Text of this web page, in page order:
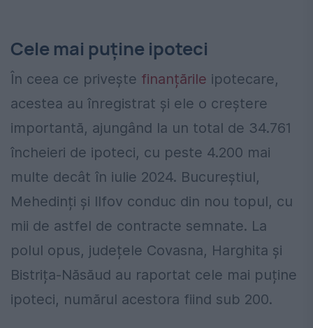
Cele mai puține ipoteci
În ceea ce privește finanțările ipotecare,
acestea au înregistrat și ele o creștere
importantă, ajungând la un total de 34.761
încheieri de ipoteci, cu peste 4.200 mai
multe decât în iulie 2024. Bucureștiul,
Mehedinți și Ilfov conduc din nou topul, cu
mii de astfel de contracte semnate. La
polul opus, județele Covasna, Harghita și
Bistrița-Năsăud au raportat cele mai puține
ipoteci, numărul acestora fiind sub 200.